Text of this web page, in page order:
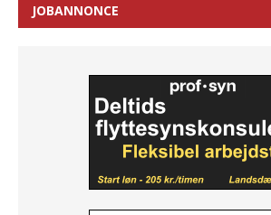
JOBANNONCE